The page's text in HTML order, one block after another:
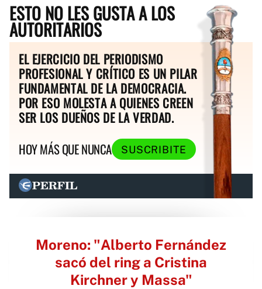
ESTO NO LES GUSTA A LOS
AUTORITARIOS
EL EJERCICIO DEL PERIODISMO
PROFESIONAL Y CRÍTICO ES UN PILAR
FUNDAMENTAL DE LA DEMOCRACIA.
POR ESO MOLESTA A QUIENES CREEN
SER LOS DUEÑOS DE LA VERDAD.
HOY MÁS QUE NUNCA
SUSCRIBITE
Moreno: "Alberto Fernández
sacó del ring a Cristina
Kirchner y Massa"